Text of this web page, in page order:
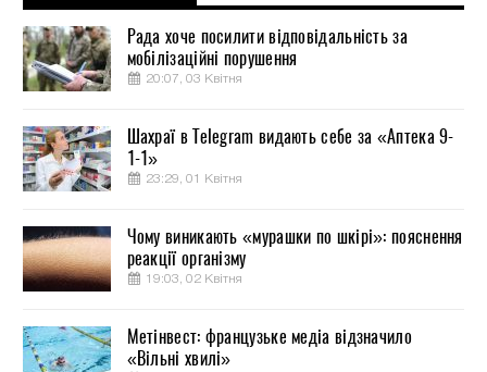
Рада хоче посилити відповідальність за
мобілізаційні порушення
20:07, 03 Квітня
Шахраї в Telegram видають себе за «Аптека 9-
1-1»
23:29, 01 Квітня
Чому виникають «мурашки по шкірі»: пояснення
реакції організму
19:03, 02 Квітня
Метінвест: французьке медіа відзначило
«Вільні хвилі»